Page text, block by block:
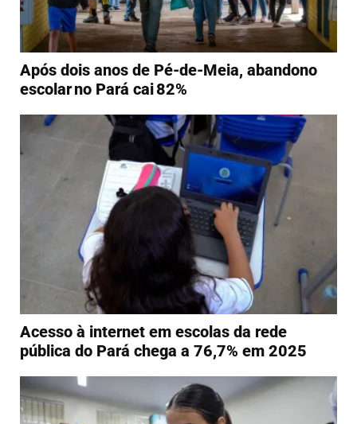
Após dois anos de Pé-de-Meia, abandono
escolar no Pará cai 82%
Acesso à internet em escolas da rede
pública do Pará chega a 76,7% em 2025